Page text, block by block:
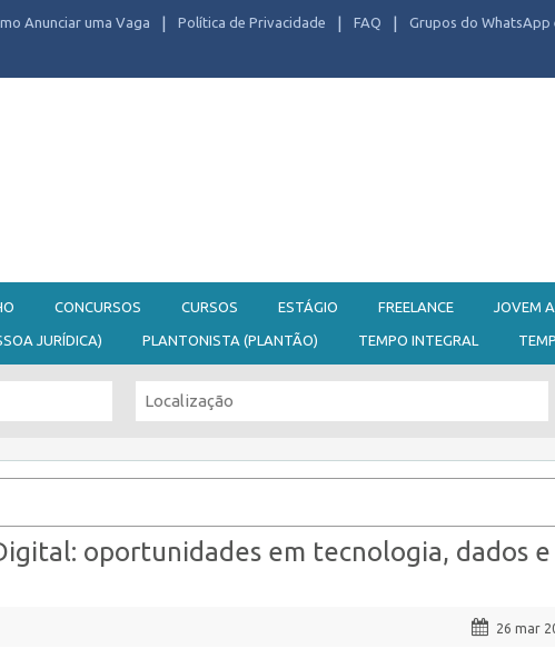
Anunciar uma Vaga Política de Privacidade FAQ Grupos do WhatsApp
CONCURSOS CURSOS ESTÁGIO FREELANCE JOVEM
JURÍDICA) PLANTONISTA (PLANTÃO) TEMPO INTEGRAL
oportunidades em tecnologia, dados e
26 mar